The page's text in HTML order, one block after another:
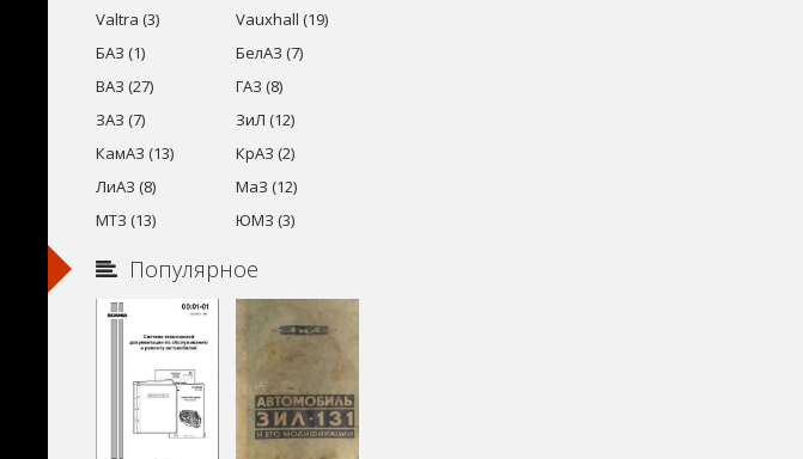
Valtra (3)
Vauxhall (19)
БАЗ (1)
БелАЗ (7)
ВАЗ (27)
ГАЗ (8)
ЗАЗ (7)
ЗиЛ (12)
КамАЗ (13)
КрАЗ (2)
ЛиАЗ (8)
МаЗ (12)
МТЗ (13)
ЮМЗ (3)
Популярное